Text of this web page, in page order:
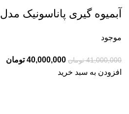
آبمیوه گیری پاناسونیک مدل DJ31
موجود
41,000,000 تومان قیمت
اصلی:
40,000,000 تومان
افزودن به سبد خرید